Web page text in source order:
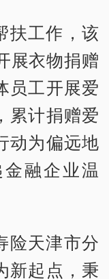
扶工作，该
展衣物捐赠
员工开展爱
累计捐赠爱
动为偏远地
融企业温
险天津市分
新起点，秉